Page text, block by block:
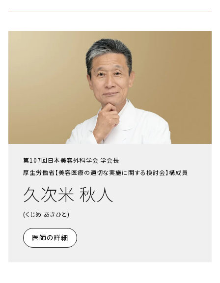
第107回日本美容外科学会 学会長
厚生労働省【美容医療の適切な実施に関する検討会】構成員
久次米 秋人
(くじめ あきひと)
医師の詳細